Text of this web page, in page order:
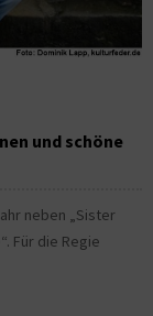
und schöne
neben „Sister
Für die Regie